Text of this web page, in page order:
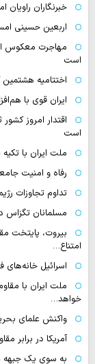
خبرنگاران
اربعین حسینی
مهاجرت معکوس
است
اختتامیه هشتمین
ایران قوی با
اقتدار امروز
است
ملت ایران با
رفاه و امنیت
تداوم تجاوزات
مسلمانان تگزاس
بیروت، پایتخت
امتناع…
اسرائیل خانه‌های
ملت ایران با
خواهد…
واکنش علمای
آمریکا در برابر
به سوی یک جبهه